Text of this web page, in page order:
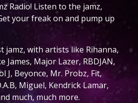
Radio! Listen to the jamz,
your freak on and pump up
jamz, with artists like Rihanna,
James, Major Lazer, RBDJAN,
J, Beyonce, Mr. Probz, Fit,
Miguel, Kendrick Lamar,
much, much more.